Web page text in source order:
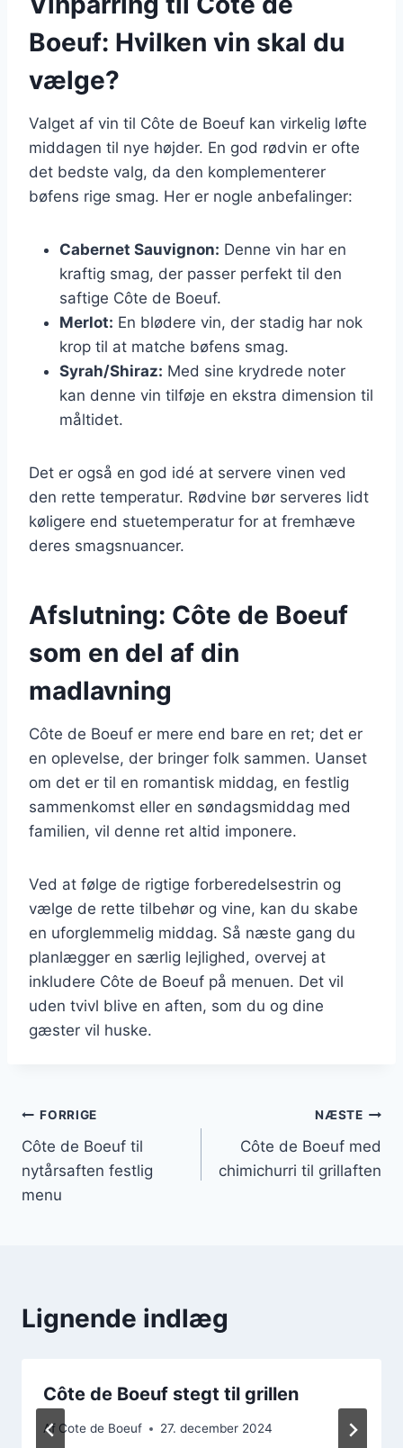
Boeuf: Hvilken vin skal du
vælge?
Valget af vin til Côte de Boeuf kan virkelig løfte
middagen til nye højder. En god rødvin er ofte
det bedste valg, da den komplementerer
bøfens rige smag. Her er nogle anbefalinger:
Cabernet Sauvignon: Denne vin har en
kraftig smag, der passer perfekt til den
saftige Côte de Boeuf.
Merlot: En blødere vin, der stadig har nok
krop til at matche bøfens smag.
Syrah/Shiraz: Med sine krydrede noter
kan denne vin tilføje en ekstra dimension til
måltidet.
Det er også en god idé at servere vinen ved
den rette temperatur. Rødvine bør serveres lidt
køligere end stuetemperatur for at fremhæve
deres smagsnuancer.
Afslutning: Côte de Boeuf
som en del af din
madlavning
Côte de Boeuf er mere end bare en ret; det er
en oplevelse, der bringer folk sammen. Uanset
om det er til en romantisk middag, en festlig
sammenkomst eller en søndagsmiddag med
familien, vil denne ret altid imponere.
Ved at følge de rigtige forberedelsestrin og
vælge de rette tilbehør og vine, kan du skabe
en uforglemmelig middag. Så næste gang du
planlægger en særlig lejlighed, overvej at
inkludere Côte de Boeuf på menuen. Det vil
uden tvivl blive en aften, som du og dine
gæster vil huske.
Indlægsnavigation
FORRIGE
Côte de Boeuf til
nytårsaften festlig
menu
NÆSTE
Côte de Boeuf med
chimichurri til grillaften
Lignende indlæg
Côte de Boeuf stegt til grillen
Af Cote de Boeuf 27. december 2024